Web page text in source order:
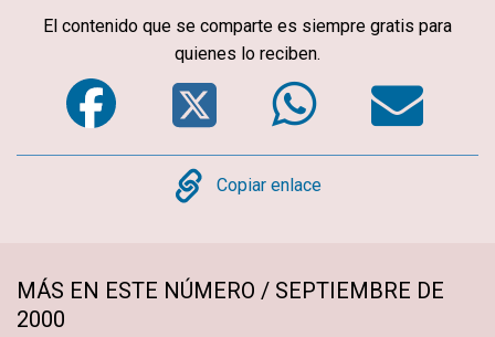
El contenido que se comparte es siempre gratis para
quienes lo reciben.
Facebook
Twitter
Copy
Copiar enlace
MÁS EN ESTE NÚMERO / SEPTIEMBRE DE
2000